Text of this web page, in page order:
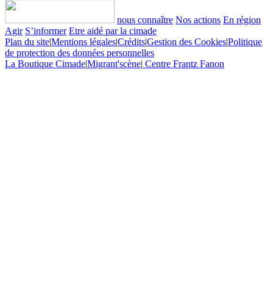
nous connaître Nos actions En région
Agir S’informer Etre aidé par la cimade
Plan du site|Mentions légales|Crédits|Gestion des Cookies|Politique
de protection des données personnelles
La Boutique Cimade|Migrant'scène| Centre Frantz Fanon